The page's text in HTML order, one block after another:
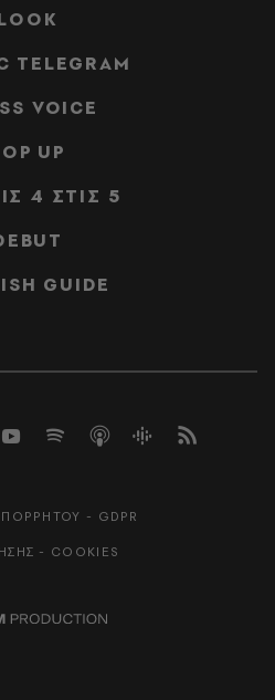
TELEGRAM
VOICE
UP
4 ΣΤΙΣ 5
GUIDE
- GDPR
- COOKIES